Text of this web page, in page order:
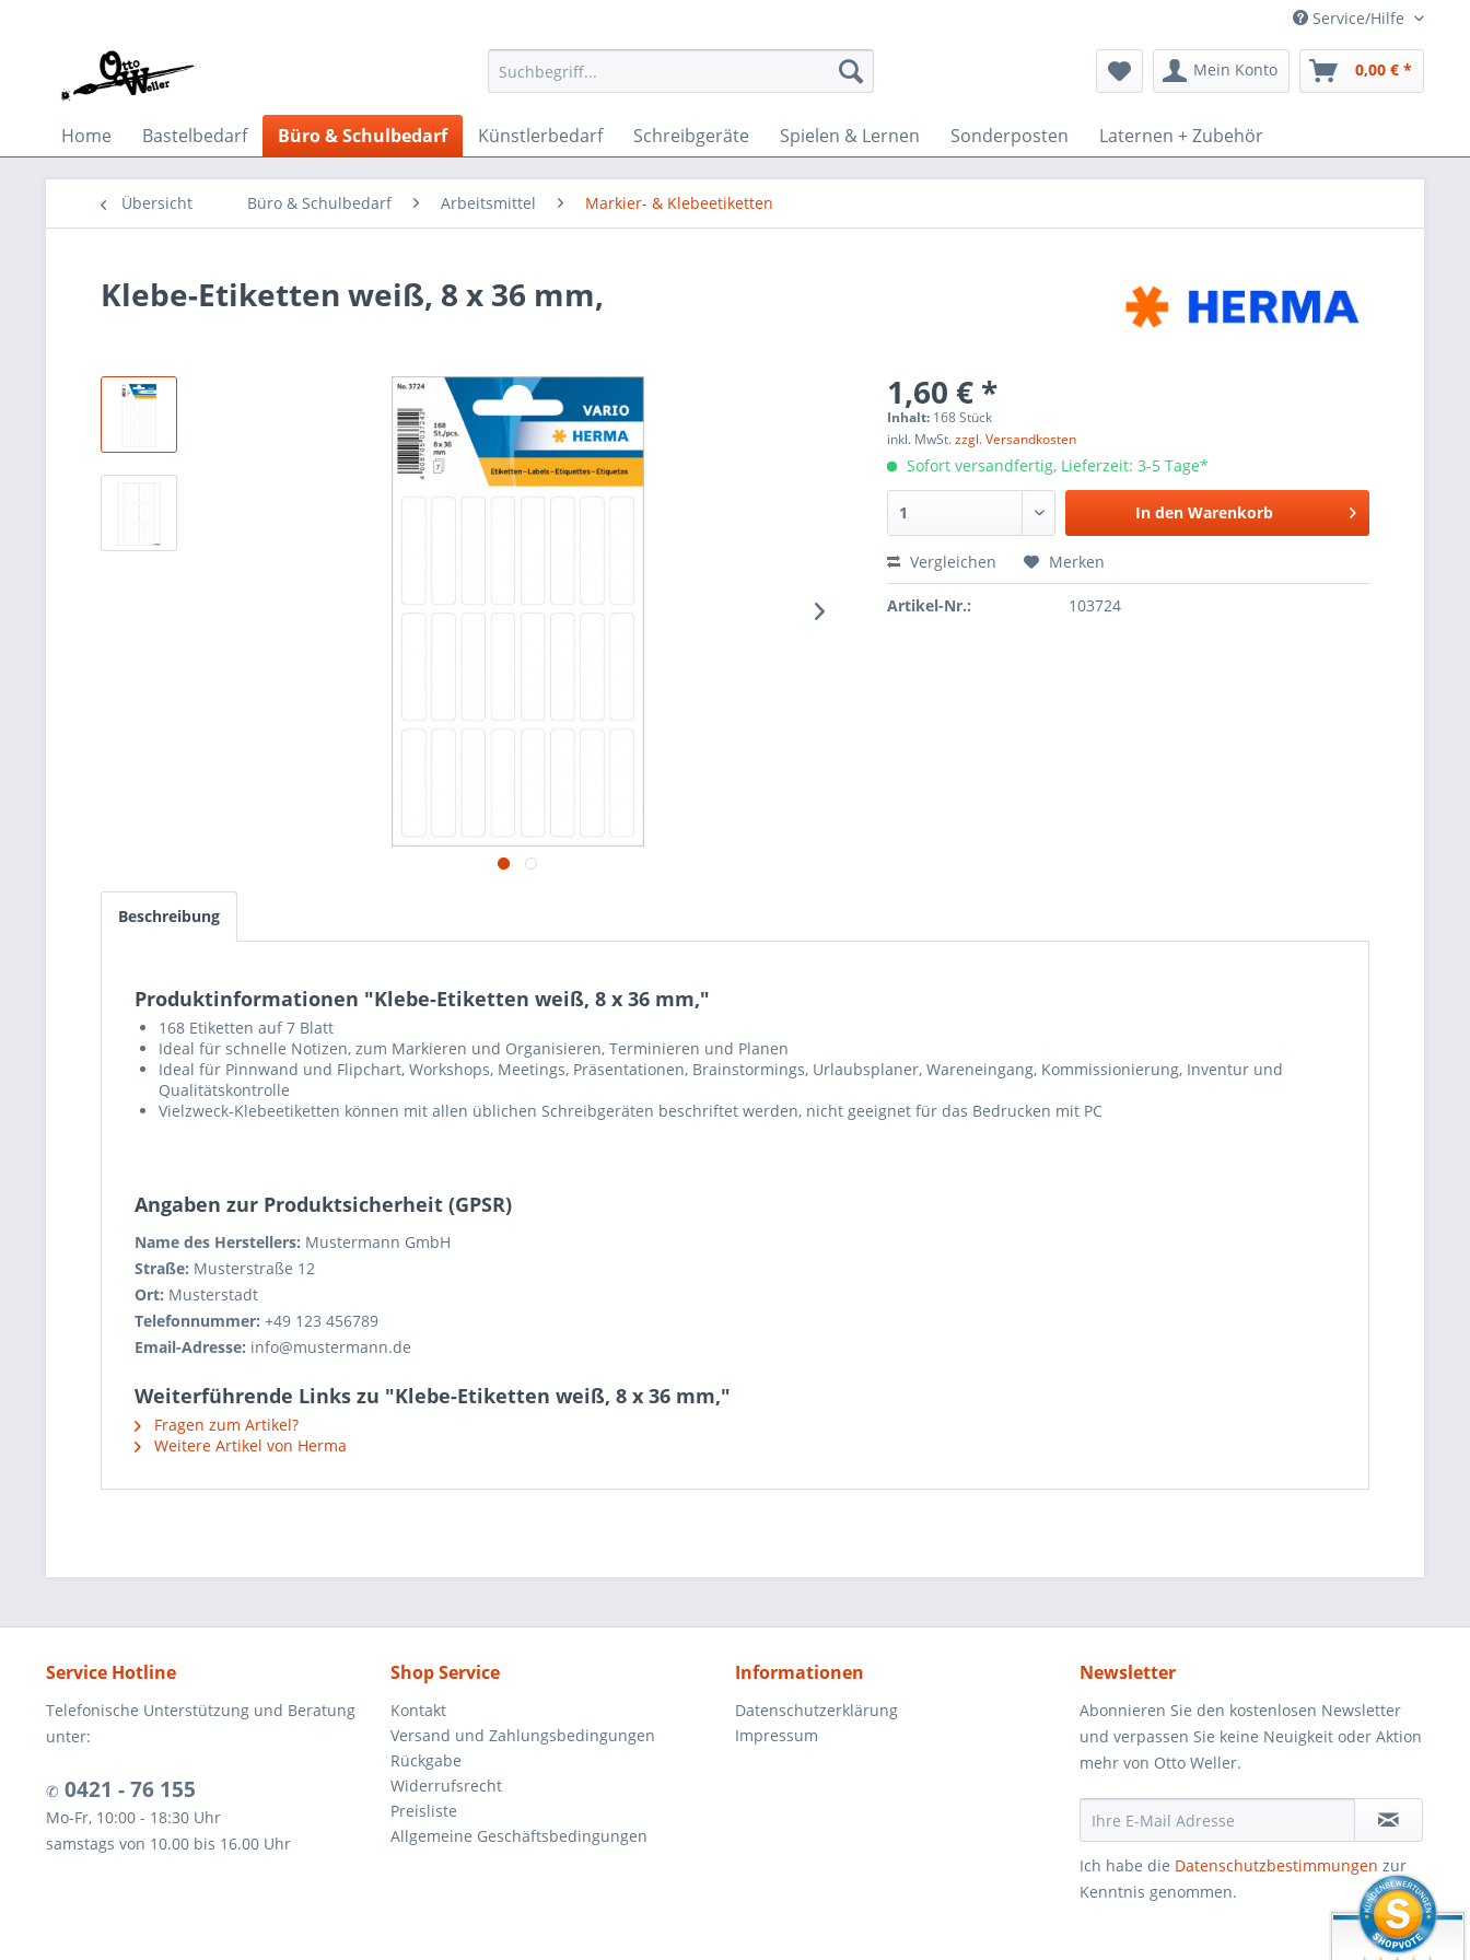
Service/Hilfe
Mein Konto 0,00 € *
Home Bastelbedarf Büro & Schulbedarf Künstlerbedarf Schreibgeräte Spielen & Lernen Sonderposten Laternen + Zubehör
Übersicht Büro & Schulbedarf Arbeitsmittel Markier- & Klebeetiketten
Klebe-Etiketten weiß, 8 x 36 mm,
1,60 € *
Inhalt: 168 Stück
inkl. MwSt.zzgl. Versandkosten
Sofort versandfertig, Lieferzeit: 3-5 Tage*
In den Warenkorb
Vergleichen Merken
Artikel-Nr.: 103724
Beschreibung
Produktinformationen "Klebe-Etiketten weiß, 8 x 36 mm,"
168 Etiketten auf 7 Blatt
Ideal für schnelle Notizen, zum Markieren und Organisieren, Terminieren und Planen
Ideal für Pinnwand und Flipchart, Workshops, Meetings, Präsentationen, Brainstormings, Urlaubsplaner, Wareneingang, Kommissionierung, Inventur und
Qualitätskontrolle
Vielzweck-Klebeetiketten können mit allen üblichen Schreibgeräten beschriftet werden, nicht geeignet für das Bedrucken mit PC
Angaben zur Produktsicherheit (GPSR)
Name des Herstellers: Mustermann GmbH
Straße: Musterstraße 12
Ort: Musterstadt
Telefonnummer: +49 123 456789
Email-Adresse: info@mustermann.de
Weiterführende Links zu "Klebe-Etiketten weiß, 8 x 36 mm,"
Fragen zum Artikel?
Weitere Artikel von Herma
Service Hotline
Telefonische Unterstützung und Beratung
unter:
✆ 0421 - 76 155
Mo-Fr, 10:00 - 18:30 Uhr
samstags von 10.00 bis 16.00 Uhr
Shop Service
Kontakt
Versand und Zahlungsbedingungen
Rückgabe
Widerrufsrecht
Preisliste
Allgemeine Geschäftsbedingungen
Informationen
Datenschutzerklärung
Impressum
Newsletter
Abonnieren Sie den kostenlosen Newsletter
und verpassen Sie keine Neuigkeit oder Aktion
mehr von Otto Weller.
Ich habe die Datenschutzbestimmungen zur
Kenntnis genommen.